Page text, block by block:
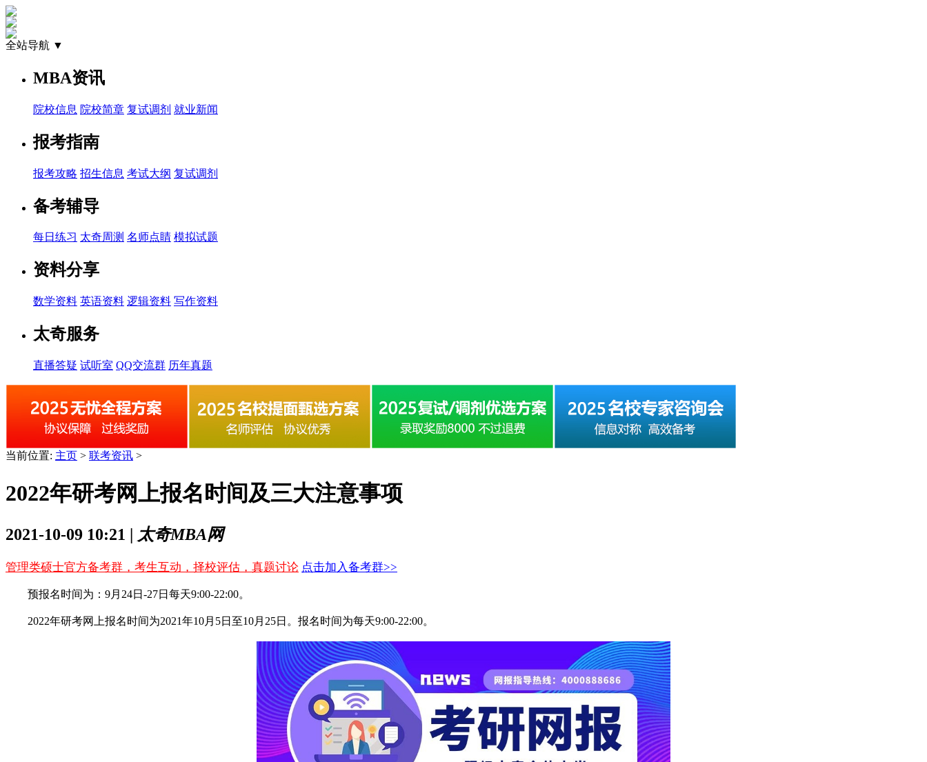
全站导航 ▼
MBA资讯
院校信息 院校简章 复试调剂 就业新闻
报考指南
报考攻略 招生信息 考试大纲 复试调剂
备考辅导
每日练习 太奇周测 名师点睛 模拟试题
资料分享
数学资料 英语资料 逻辑资料 写作资料
太奇服务
直播答疑 试听室 QQ交流群 历年真题
当前位置: 主页 > 联考资讯 >
2022年研考网上报名时间及三大注意事项
2021-10-09 10:21 | 太奇MBA网
管理类硕士官方备考群，考生互动，择校评估，真题讨论 点击加入备考群>>
预报名时间为：9月24日-27日每天9:00-22:00。
2022年研考网上报名时间为2021年10月5日至10月25日。报名时间为每天9:00-22:00。